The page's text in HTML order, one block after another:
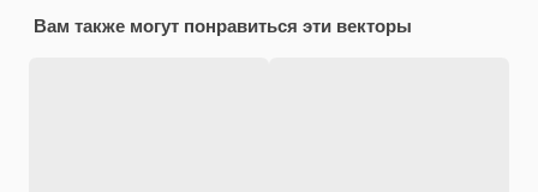
Вам также могут понравиться эти векторы